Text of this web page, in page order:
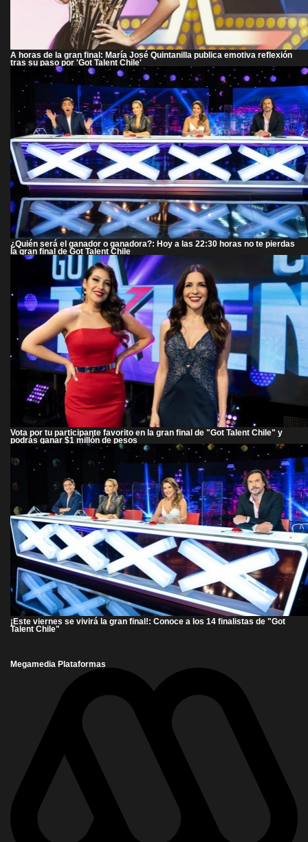
A horas de la gran final: María José Quintanilla publica emotiva reflexión
tras su paso por 'Got Talent Chile'
¿Quién será el ganador o ganadora?: Hoy a las 22:30 horas no te pierdas
la gran final de Got Talent Chile
Vota por tu participante favorito en la gran final de "Got Talent Chile" y
podrás ganar $1 millón de pesos
¡Este viernes se vivirá la gran final!: Conoce a los 14 finalistas de "Got
Talent Chile"
Megamedia Plataformas